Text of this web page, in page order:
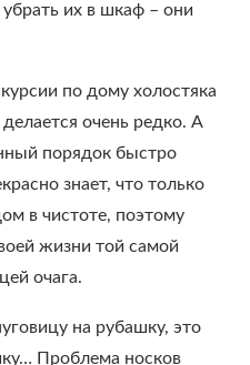
их в шкаф – они
по дому холостяка
очень редко. А
порядок быстро
знает, что только
в чистоте, поэтому
жизни той самой
очага.
на рубашку, это
Проблема носков